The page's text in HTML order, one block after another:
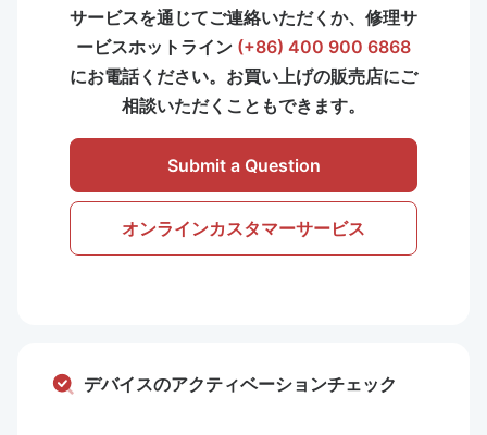
サービスを通じてご連絡いただくか、修理サ
ービスホットライン (+86) 400 900 6868
にお電話ください。お買い上げの販売店にご
相談いただくこともできます。
Submit a Question
オンラインカスタマーサービス
デバイスのアクティベーションチェック